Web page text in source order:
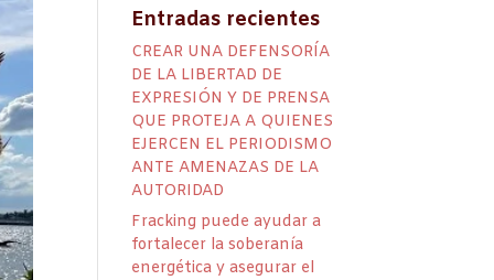
Entradas recientes
CREAR UNA DEFENSORÍA
DE LA LIBERTAD DE
EXPRESIÓN Y DE PRENSA
QUE PROTEJA A QUIENES
EJERCEN EL PERIODISMO
ANTE AMENAZAS DE LA
AUTORIDAD
Fracking puede ayudar a
fortalecer la soberanía
energética y asegurar el